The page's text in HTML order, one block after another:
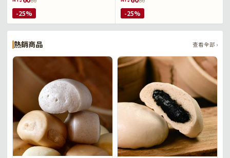
-25% -25%
熱銷商品 查看全部 ›